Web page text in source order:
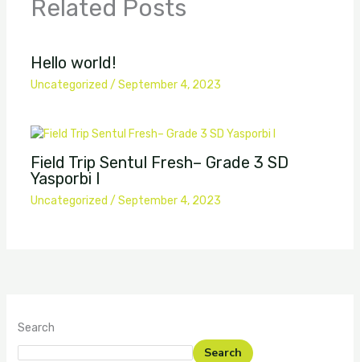
Related Posts
Hello world!
Uncategorized / September 4, 2023
Field Trip Sentul Fresh– Grade 3 SD
Yasporbi I
Uncategorized / September 4, 2023
Search
Search